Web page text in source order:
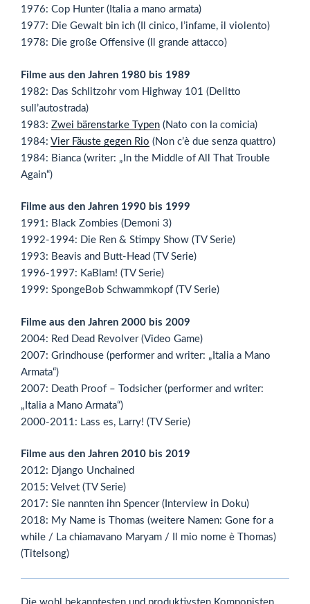
1976: Cop Hunter (Italia a mano armata)
1977: Die Gewalt bin ich (Il cinico, l’infame, il violento)
1978: Die große Offensive (Il grande attacco)
Filme aus den Jahren 1980 bis 1989
1982: Das Schlitzohr vom Highway 101 (Delitto
sull’autostrada)
1983: Zwei bärenstarke Typen (Nato con la comicia)
1984: Vier Fäuste gegen Rio (Non c’è due senza quattro)
1984: Bianca (writer: „In the Middle of All That Trouble
Again“)
Filme aus den Jahren 1990 bis 1999
1991: Black Zombies (Demoni 3)
1992-1994: Die Ren & Stimpy Show (TV Serie)
1993: Beavis and Butt-Head (TV Serie)
1996-1997: KaBlam! (TV Serie)
1999: SpongeBob Schwammkopf (TV Serie)
Filme aus den Jahren 2000 bis 2009
2004: Red Dead Revolver (Video Game)
2007: Grindhouse (performer and writer: „Italia a Mano
Armata“)
2007: Death Proof – Todsicher (performer and writer:
„Italia a Mano Armata“)
2000-2011: Lass es, Larry! (TV Serie)
Filme aus den Jahren 2010 bis 2019
2012: Django Unchained
2015: Velvet (TV Serie)
2017: Sie nannten ihn Spencer (Interview in Doku)
2018: My Name is Thomas (weitere Namen: Gone for a
while / La chiamavano Maryam / Il mio nome è Thomas)
(Titelsong)